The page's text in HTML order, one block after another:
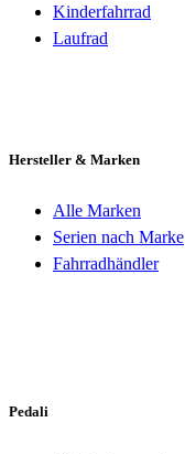
Kinderfahrrad
Laufrad
Hersteller & Marken
Alle Marken
Serien nach Marke
Fahrradhändler
Pedali